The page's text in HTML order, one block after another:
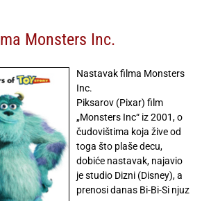
Monsters Inc.
Nastavak filma Monsters
Inc.
Piksarov (Pixar) film
„Monsters Inc“ iz 2001, o
čudovištima koja žive od
toga što plaše decu,
dobiće nastavak, najavio
je studio Dizni (Disney), a
prenosi danas Bi-Bi-Si njuz